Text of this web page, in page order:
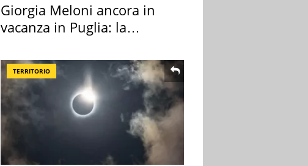
Giorgia Meloni ancora in
vacanza in Puglia: la
TERRITORIO